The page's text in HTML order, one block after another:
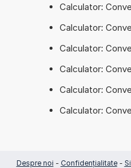
Calculator:
Calculator:
Calculator:
Calculator:
Calculator:
Calculator:
Despre noi - Confidențialitate-